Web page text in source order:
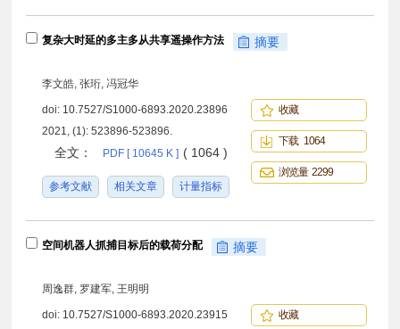
复杂大时延的多主多从共享遥操作方法 摘要
李文皓, 张珩, 冯冠华
doi: 10.7527/S1000-6893.2020.23896
2021, (1): 523896-523896.
全文： PDF [ 10645 K ] ( 1064 )
参考文献 相关文章 计量指标
收藏
下载 1064
浏览量 2299
空间机器人抓捕目标后的载荷分配 摘要
周逸群, 罗建军, 王明明
doi: 10.7527/S1000-6893.2020.23915
收藏